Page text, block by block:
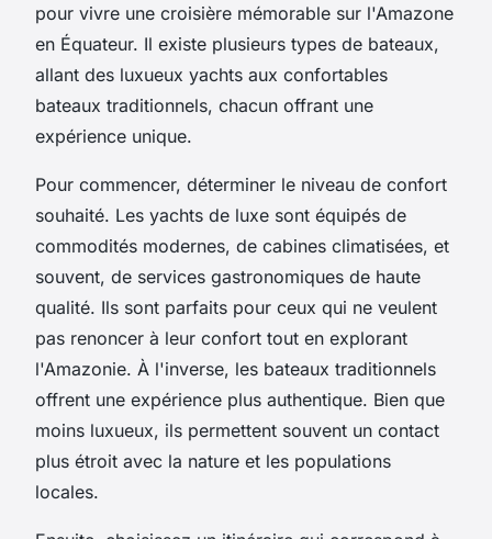
pour vivre une croisière mémorable sur l'Amazone
en Équateur. Il existe plusieurs types de bateaux,
allant des luxueux yachts aux confortables
bateaux traditionnels, chacun offrant une
expérience unique.
Pour commencer, déterminer le niveau de confort
souhaité. Les yachts de luxe sont équipés de
commodités modernes, de cabines climatisées, et
souvent, de services gastronomiques de haute
qualité. Ils sont parfaits pour ceux qui ne veulent
pas renoncer à leur confort tout en explorant
l'Amazonie. À l'inverse, les bateaux traditionnels
offrent une expérience plus authentique. Bien que
moins luxueux, ils permettent souvent un contact
plus étroit avec la nature et les populations
locales.